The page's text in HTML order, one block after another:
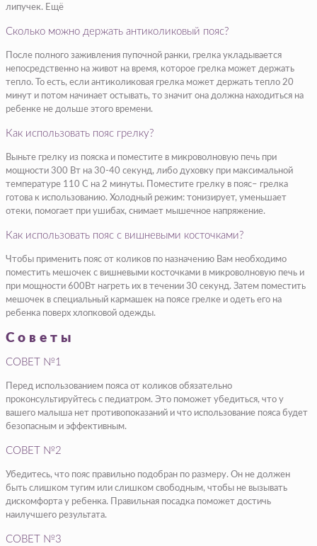
липучек. Ещё
Сколько можно держать антиколиковый пояс?
После полного заживления пупочной ранки, грелка укладывается
непосредственно на живот на время, которое грелка может держать
тепло. То есть, если антиколиковая грелка может держать тепло 20
минут и потом начинает остывать, то значит она должна находиться на
ребенке не дольше этого времени.
Как использовать пояс грелку?
Выньте грелку из пояска и поместите в микроволновую печь при
мощности 300 Вт на 30-40 секунд, либо духовку при максимальной
температуре 110 С на 2 минуты. Поместите грелку в пояс– грелка
готова к использованию. Холодный режим: тонизирует, уменьшает
отеки, помогает при ушибах, снимает мышечное напряжение.
Как использовать пояс с вишневыми косточками?
Чтобы применить пояс от коликов по назначению Вам необходимо
поместить мешочек с вишневыми косточками в микроволновую печь и
при мощности 600Вт нагреть их в течении 30 секунд. Затем поместить
мешочек в специальный кармашек на поясе грелке и одеть его на
ребенка поверх хлопковой одежды.
Советы
СОВЕТ №1
Перед использованием пояса от коликов обязательно
проконсультируйтесь с педиатром. Это поможет убедиться, что у
вашего малыша нет противопоказаний и что использование пояса будет
безопасным и эффективным.
СОВЕТ №2
Убедитесь, что пояс правильно подобран по размеру. Он не должен
быть слишком тугим или слишком свободным, чтобы не вызывать
дискомфорта у ребенка. Правильная посадка поможет достичь
наилучшего результата.
СОВЕТ №3